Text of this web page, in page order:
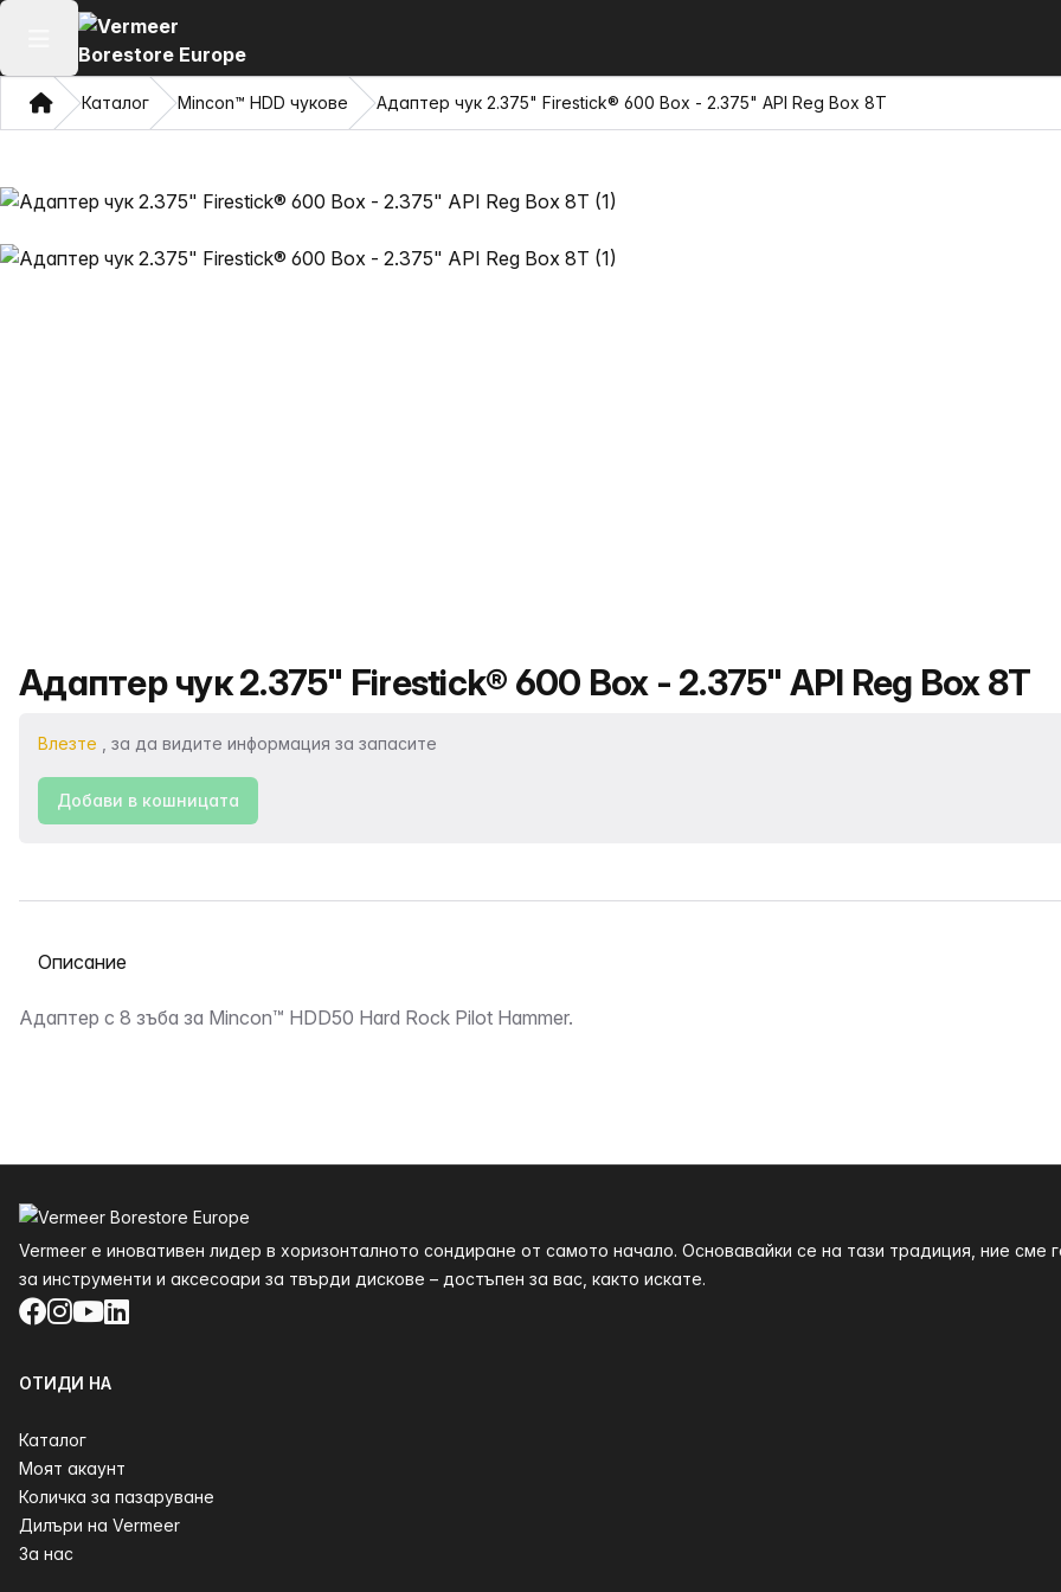
Отваряне на главното меню
ДомКаталог Mincon™ HDD чукове Адаптер чук 2.375" Firestick® 600 Box - 2.375" API Reg Box 8T
Име на продукта
Адаптер чук 2.375" Firestick® 600 Box - 2.375" API Reg Box 8T
Влезте , за да видите информация за запасите
Добави в кошницата
Избор на раздел
Описание
Адаптер с 8 зъба за Mincon™ HDD50 Hard Rock Pilot Hammer.
Vermeer е иновативен лидер в хоризонталното сондиране от самото начало. Основавайки се на тази традиция, ние сме
за инструменти и аксесоари за твърди дискове – достъпен за вас, както искате.
Facebook
Instagram
YouTube
LinkedIn
ОТИДИ НА
Каталог
Моят акаунт
Количка за пазаруване
Дилъри на Vermeer
За нас